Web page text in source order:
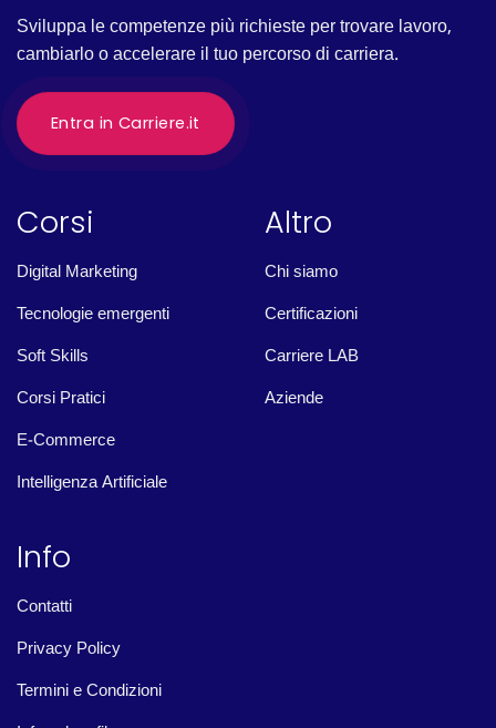
Sviluppa le competenze più richieste per trovare lavoro,
cambiarlo o accelerare il tuo percorso di carriera.
Entra in Carriere.it
Corsi
Digital Marketing
Tecnologie emergenti
Soft Skills
Corsi Pratici
E-Commerce
Intelligenza Artificiale
Altro
Chi siamo
Certificazioni
Carriere LAB
Aziende
Info
Contatti
Privacy Policy
Termini e Condizioni